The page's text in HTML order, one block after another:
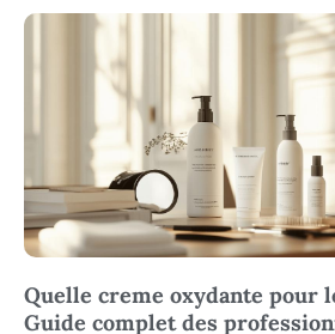
Quelle creme oxydante pour
Guide complet des